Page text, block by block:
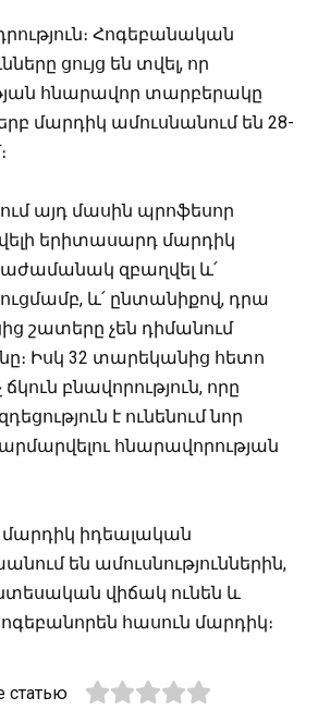
Հոգեբանական
ցույց են տվել, որ
հնարավոր տարբերակը
մարդիկ ամուսնանում են 28-
այդ մասին պրոֆեսոր
երիտասարդ մարդիկ
զբաղվել և՛
և՛ ընտանիքով, դրա
շատերը չեն դիմանում
Իսկ 32 տարեկանից հետո
բնավորություն, որը
է ունենում նոր
հնարավորության
իդեալական
են ամուսնություններին,
վիճակ ունեն և
հասուն մարդիկ։
статью